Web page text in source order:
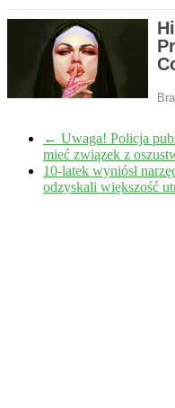
← Uwaga! Policja
mieć związek z
10-latek wyniósł
odzyskali większość